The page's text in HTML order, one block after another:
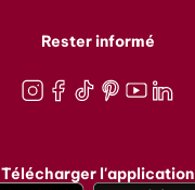
Rester informé
Télécharger l'application